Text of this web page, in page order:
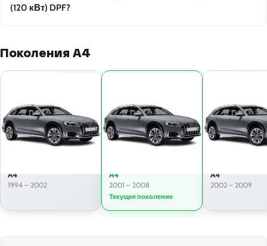
(120 кВт) DPF?
Поколения A4
A4
1994 – 2002
A4
2001 – 2008
Текущее поколение
A4
2002 – 2009